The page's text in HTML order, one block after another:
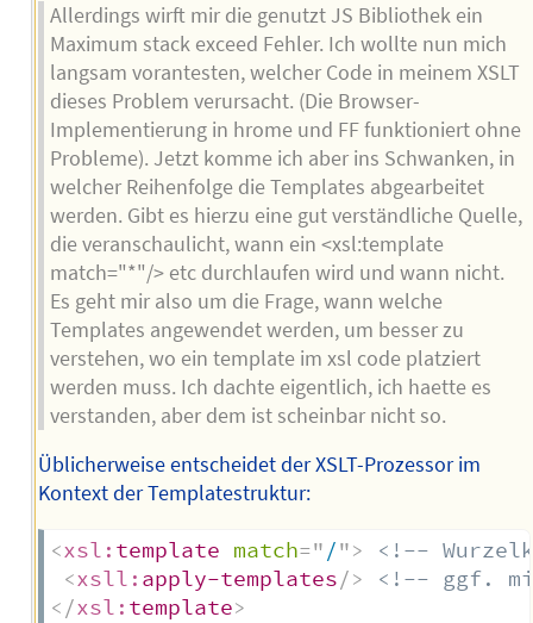
Allerdings wirft mir die genutzt JS Bibliothek ein
Maximum stack exceed Fehler. Ich wollte nun mich
langsam vorantesten, welcher Code in meinem XSLT
dieses Problem verursacht. (Die Browser-
Implementierung in hrome und FF funktioniert ohne
Probleme). Jetzt komme ich aber ins Schwanken, in
welcher Reihenfolge die Templates abgearbeitet
werden. Gibt es hierzu eine gut verständliche Quelle,
die veranschaulicht, wann ein <xsl:template
match="*"/> etc durchlaufen wird und wann nicht.
Es geht mir also um die Frage, wann welche
Templates angewendet werden, um besser zu
verstehen, wo ein template im xsl code platziert
werden muss. Ich dachte eigentlich, ich haette es
verstanden, aber dem ist scheinbar nicht so.
Üblicherweise entscheidet der XSLT-Prozessor im
Kontext der Templatestruktur:
<xsl: template match=" /">
<!--
<xsll: apply-templates/>
<!-- ggf.
</xsl: template>